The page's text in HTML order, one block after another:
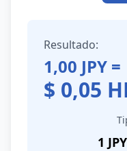
Resultado:
1,00 JPY =
$ 0,05
1